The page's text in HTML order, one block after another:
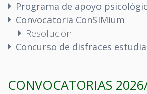
Programa de apoyo
Convocatoria ConSIMium
Resolución
Concurso de disfraces
CONVOCATORIAS